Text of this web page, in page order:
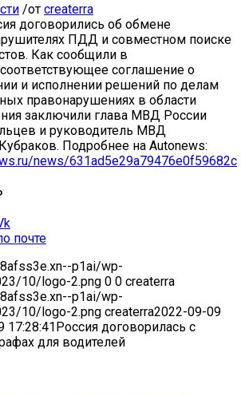
/от createrra
договорились об обмене
ПДД и совместном поиске
Как сообщили в
соглашение о
и исполнении решений по делам
правонарушениях в области
заключили глава МВД России
и руководитель МВД
Подробнее на Autonews:
news/631ad5e29a79476e0f59682c
почте
p1ai/wp-
10/logo-2.png 0 0 createrra
p1ai/wp-
10/logo-2.png createrra2022-09-09
17:28:41 Россия договорилась с
для водителей